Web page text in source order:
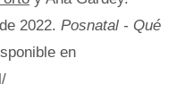
2022. Posnatal - Qué
en